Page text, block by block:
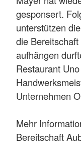
gesponsert.
unterstützen
die
aufhängen
Restaurant
Unternehmen
Mehr
Bereitschaft